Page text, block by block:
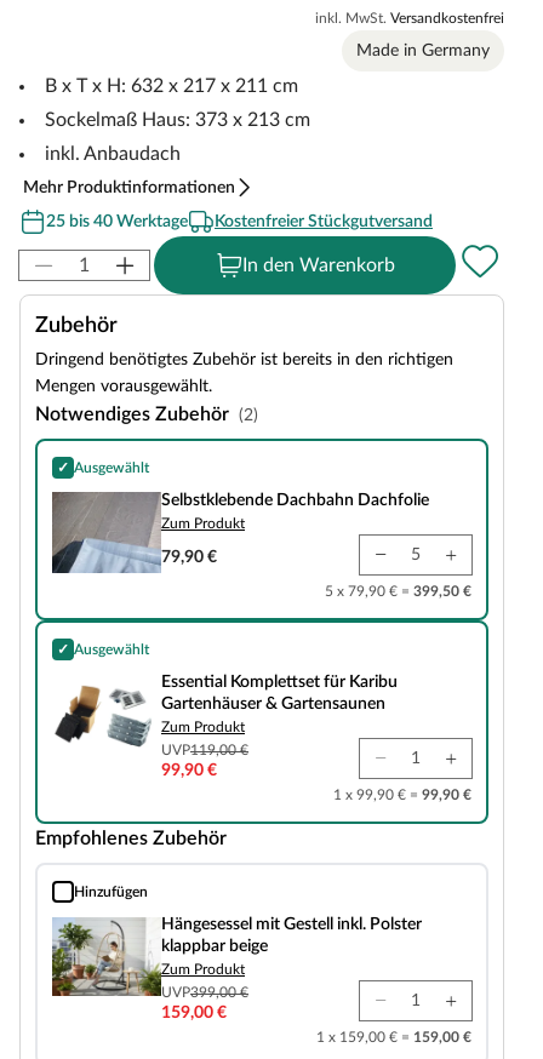
inkl. MwSt. Versandkostenfrei
Made in Germany
B x T x H: 632 x 217 x 211 cm
Sockelmaß Haus: 373 x 213 cm
inkl. Anbaudach
Mehr Produktinformationen
25 bis 40 Werktage
Kostenfreier Stückgutversand
In den Warenkorb
Zubehör
Dringend benötigtes Zubehör ist bereits in den richtigen
Mengen vorausgewählt.
Notwendiges Zubehör (2)
✓ Ausgewählt
Selbstklebende Dachbahn Dachfolie
Selbstklebende Dachbahn Dachfolie
Zum Produkt
79,90 €
5 x 79,90 € = 399,50 €
✓ Ausgewählt
Essential Komplettset für Karibu Gartenhäuser & Gartensaunen
Essential Komplettset für Karibu
Gartenhäuser & Gartensaunen
Zum Produkt
UVP119,00 €
99,90 €
1 x 99,90 € = 99,90 €
Empfohlenes Zubehör
Hinzufügen
Hängesessel mit Gestell inkl. Polster klappbar beige
Hängesessel mit Gestell inkl. Polster
klappbar beige
Zum Produkt
UVP399,00 €
159,00 €
1 x 159,00 € = 159,00 €